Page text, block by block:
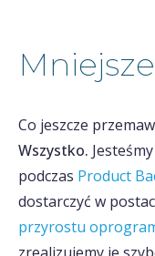
Co jeszcze
Wszystko.
podczas Product
dostarczyć w
przyrostu